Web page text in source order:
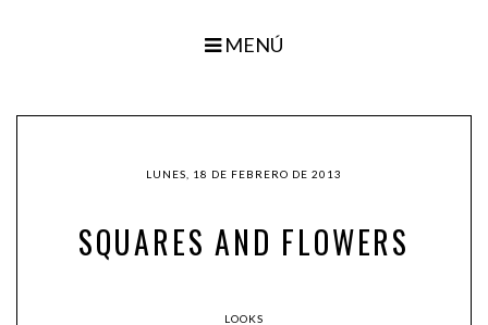
MENÚ
LUNES, 18 DE FEBRERO DE 2013
SQUARES AND FLOWERS
LOOKS